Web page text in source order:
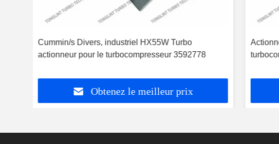
Cummin/s Divers, industriel HX55W Turbo
actionneur pour le turbocompresseur 3592778
Obtenez le meilleur prix